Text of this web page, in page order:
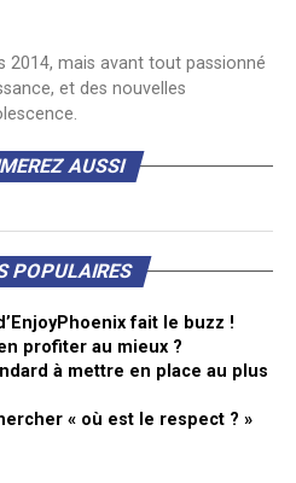
2014, mais avant tout passionné
et des nouvelles
AUSSI
POPULAIRES
fait le buzz !
profiter au mieux ?
à mettre en place au plus
« où est le respect ? »